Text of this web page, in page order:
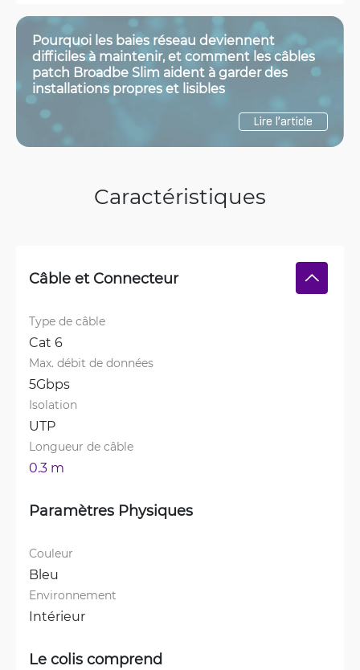
Pourquoi les baies réseau deviennent
difficiles à maintenir, et comment les câbles
patch Broadbe Slim aident à garder des
installations propres et lisibles
Lire l’article
Caractéristiques
Câble et Connecteur
Type de câble
Cat 6
Max. débit de données
5Gbps
Isolation
UTP
Longueur de câble
0.3 m
Paramètres Physiques
Couleur
Bleu
Environnement
Intérieur
Le colis comprend